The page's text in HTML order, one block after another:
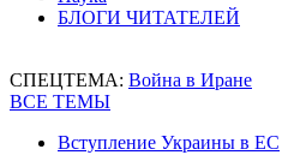
БЛОГИ ЧИТАТЕЛЕЙ
СПЕЦТЕМА: Война в Иране
ВСЕ ТЕМЫ
Вступление Украины в ЕС